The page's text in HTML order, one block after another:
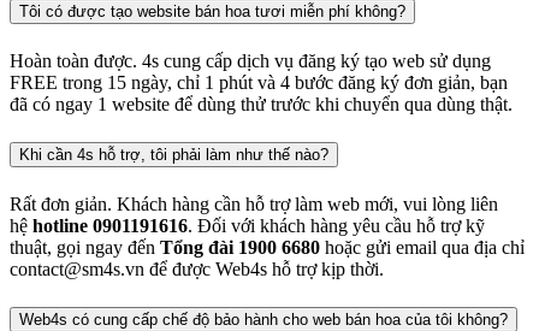
Tôi có được tạo website bán hoa tươi miễn phí không?
Hoàn toàn được. 4s cung cấp dịch vụ đăng ký tạo web sử dụng
FREE trong 15 ngày, chỉ 1 phút và 4 bước đăng ký đơn giản, bạn
đã có ngay 1 website để dùng thử trước khi chuyển qua dùng thật.
Khi cần 4s hỗ trợ, tôi phải làm như thế nào?
Rất đơn giản. Khách hàng cần hỗ trợ làm web mới, vui lòng liên
hệ hotline 0901191616. Đối với khách hàng yêu cầu hỗ trợ kỹ
thuật, gọi ngay đến Tổng đài 1900 6680 hoặc gửi email qua địa chỉ
contact@sm4s.vn để được Web4s hỗ trợ kịp thời.
Web4s có cung cấp chế độ bảo hành cho web bán hoa của tôi không?